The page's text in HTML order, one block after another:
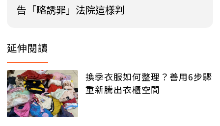
告「略誘罪」法院這樣判
延伸閱讀
換季衣服如何整理？善用6步驟
重新騰出衣櫃空間